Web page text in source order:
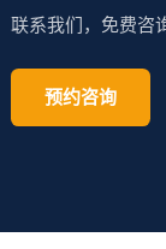
联系我们，免费咨
预约咨询